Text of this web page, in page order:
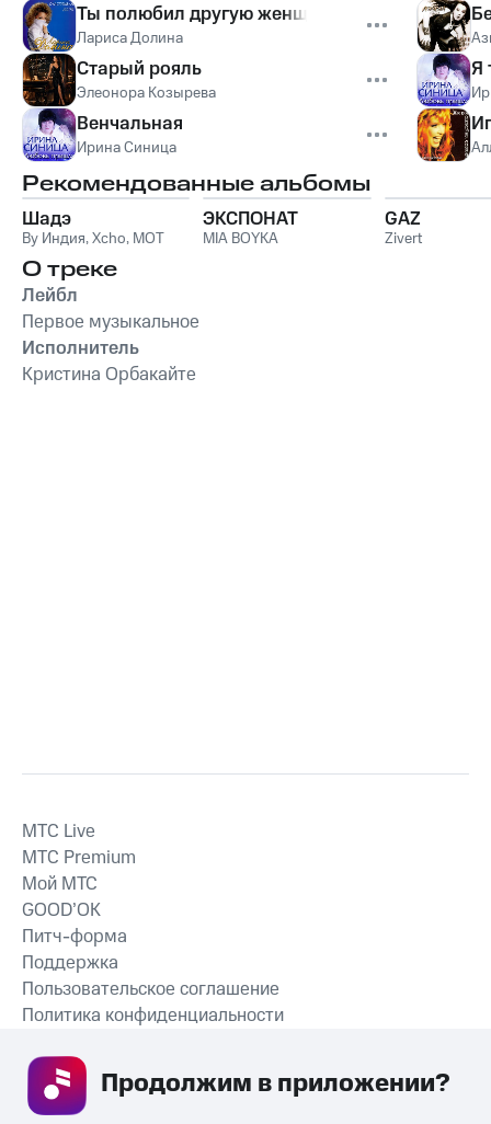
Ты полюбил другую женщину
Лариса Долина
Старый рояль
Элеонора Козырева
Венчальная
Ирина Синица
Я
Рекомендованные альбомы
Шадэ
By Индия,Xcho, MOT
ЭКСПОНАТ
MIA BOYKA
GAZ
Zivert
О треке
Лейбл
Первое музыкальное
Исполнитель
Кристина Орбакайте
СКАЧАТЬ ПРИЛОЖЕНИЕ
MTС Live
MTС Premium
Мой МТС
GOOD’OK
Питч-форма
Поддержка
Пользовательское соглашение
Политика конфиденциальности